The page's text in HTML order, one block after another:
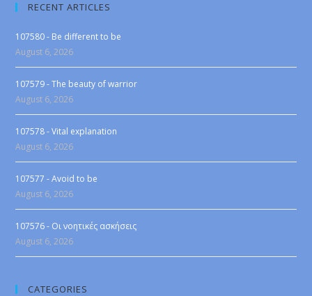
RECENT ARTICLES
107580 - Be different to be
August 6, 2026
107579 - The beauty of warrior
August 6, 2026
107578 - Vital explanation
August 6, 2026
107577 - Avoid to be
August 6, 2026
107576 - Οι νοητικές ασκήσεις
August 6, 2026
CATEGORIES